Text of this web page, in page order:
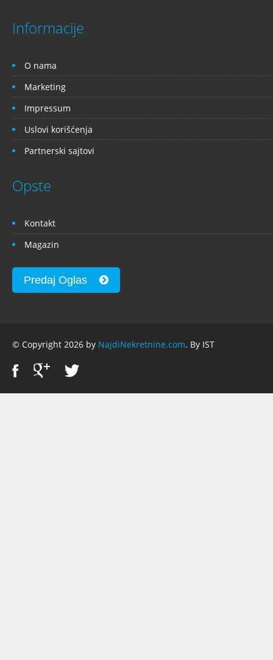
Informacije
O nama
Marketing
Impressum
Uslovi korišćenja
Partnerski sajtovi
Opste
Kontakt
Magazin
Predaj Oglas
© Copyright 2026 by NajdiNekretnine.com. By IST